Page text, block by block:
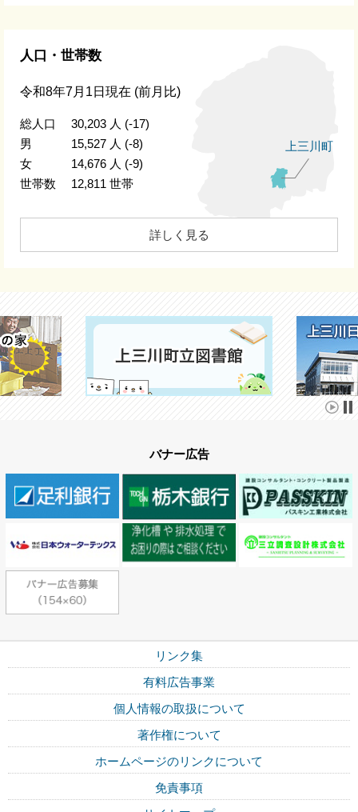
人口・世帯数
上三川町
令和8年7月1日現在 (前月比)
総人口 30,203 人 (-17)
男
15,527 人 (-8)
女
14,676 人 (-9)
世帯数
12,811 世帯
詳しく見る
バナー広告
リンク集
有料広告事業
個人情報の取扱について
著作権について
ホームページのリンクについて
免責事項